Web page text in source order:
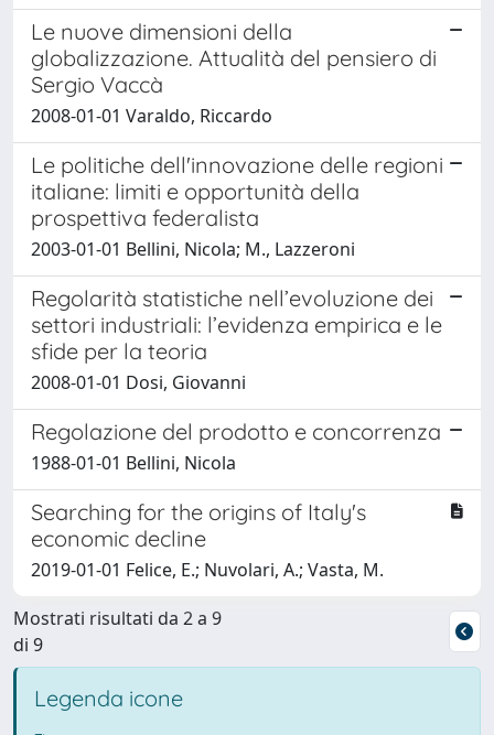
Le nuove dimensioni della
globalizzazione. Attualità del pensiero di
Sergio Vaccà
2008-01-01 Varaldo, Riccardo
Le politiche dell'innovazione delle regioni
italiane: limiti e opportunità della
prospettiva federalista
2003-01-01 Bellini, Nicola; M., Lazzeroni
Regolarità statistiche nell’evoluzione dei
settori industriali: l’evidenza empirica e le
sfide per la teoria
2008-01-01 Dosi, Giovanni
Regolazione del prodotto e concorrenza
1988-01-01 Bellini, Nicola
Searching for the origins of Italy's
economic decline
2019-01-01 Felice, E.; Nuvolari, A.; Vasta, M.
Mostrati risultati da 2 a 9
di 9
Legenda icone